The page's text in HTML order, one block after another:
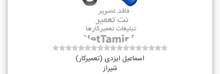
اسماعیل ایزدی (تعمیرکار)
شیراز